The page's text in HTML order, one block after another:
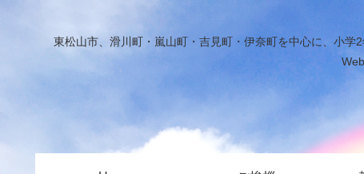
東松山市、滑川町・嵐山町・吉見町・伊奈町を中心に、小